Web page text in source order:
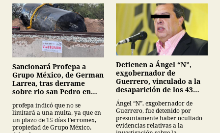
Sancionará Profepa a
Grupo México, de German
Larrea, tras derrame
sobre rio san Pedro en
profepa indicó que no se
limitará a una multa, ya que en
un plazo de 15 días Ferromex,
propiedad de Grupo México,
Detienen a Ángel “N”,
exgobernador de
Guerrero, vinculado a la
desaparición de los 43
normalistas de
Ayotzinapa
Ángel “N”, exgobernador de
Guerrero, fue detenido por
presuntamente haber ocultado
evidencias relativas a la